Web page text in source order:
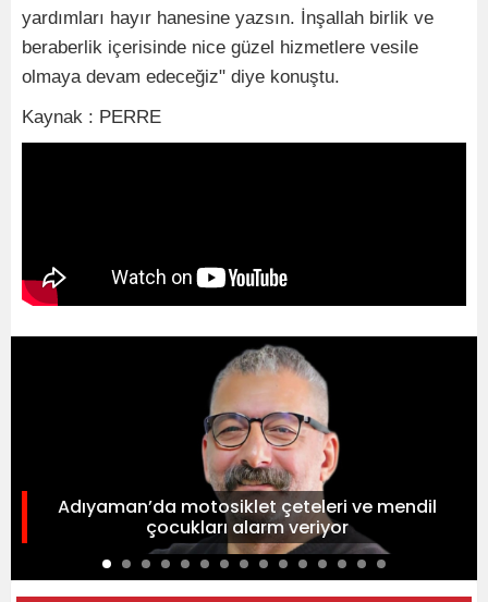
yardımları hayır hanesine yazsın. İnşallah birlik ve
beraberlik içerisinde nice güzel hizmetlere vesile
olmaya devam edeceğiz" diye konuştu.
Kaynak : PERRE
Adıyaman’da motosiklet çeteleri ve mendil
çocukları alarm veriyor